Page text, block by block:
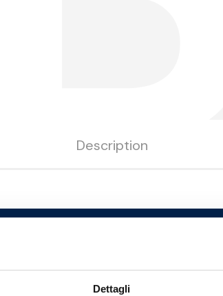
Dettagli
Description
25